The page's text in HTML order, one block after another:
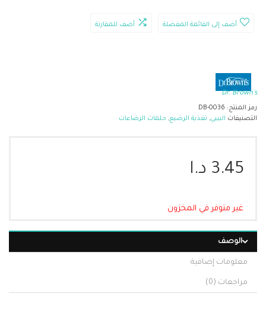
أضف إلى القائمة المفضلة أضف للمقارنة
Dr. Brown's
رمز المنتج: DB-0036
التصنيفات البيبي, تغذية الرضيع, حلمات الرضاعات
3.45 د.ا
غير متوفر في المخزون
الوصف
معلومات إضافية
مراجعات (0)